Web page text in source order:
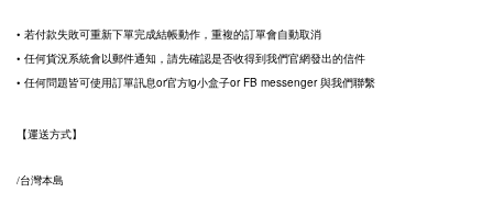
• 若付款失敗可重新下單完成結帳動作，重複的訂單會自動取消
• 任何貨況系統會以郵件通知，請先確認是否收得到我們官網發出的信件
• 任何問題皆可使用訂單訊息or官方ig小盒子or FB messenger 與我們聯繫
【運送方式】
/台灣本島